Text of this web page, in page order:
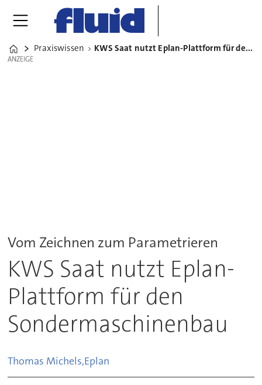
Home
Praxiswissen KWS Saat nutzt Eplan-Plattform für den Sondermaschinenbau
ANZEIGE
ANZEIGE
Vom Zeichnen zum Parametrieren
KWS Saat nutzt Eplan-
Plattform für den
Sondermaschinenbau
Thomas Michels,Eplan